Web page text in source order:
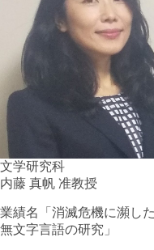
文学研究科
内藤 真帆 准教授
業績名「消滅危機に瀕し
無文字言語の研究」